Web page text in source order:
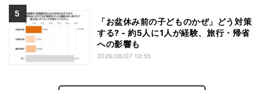
「お盆休み前の子どものかぜ」どう対策
する? - 約5人に1人が経験、旅行・帰省
への影響も
2026/08/07 10:55